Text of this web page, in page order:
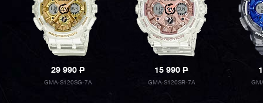
29 990P
GMA-S120SG-7A
15 990P
GMA-S120SR-7A